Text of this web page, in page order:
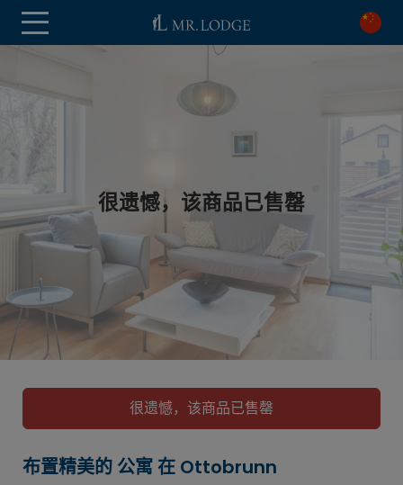
很遗憾，该商品已售罄
很遗憾，该商品已售罄
布置精美的 公寓 在 Ottobrunn